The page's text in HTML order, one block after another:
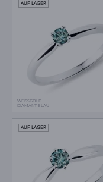
WEISSGOLD
DIAMANT BLAU
AUF LAGER
AUF LAGER